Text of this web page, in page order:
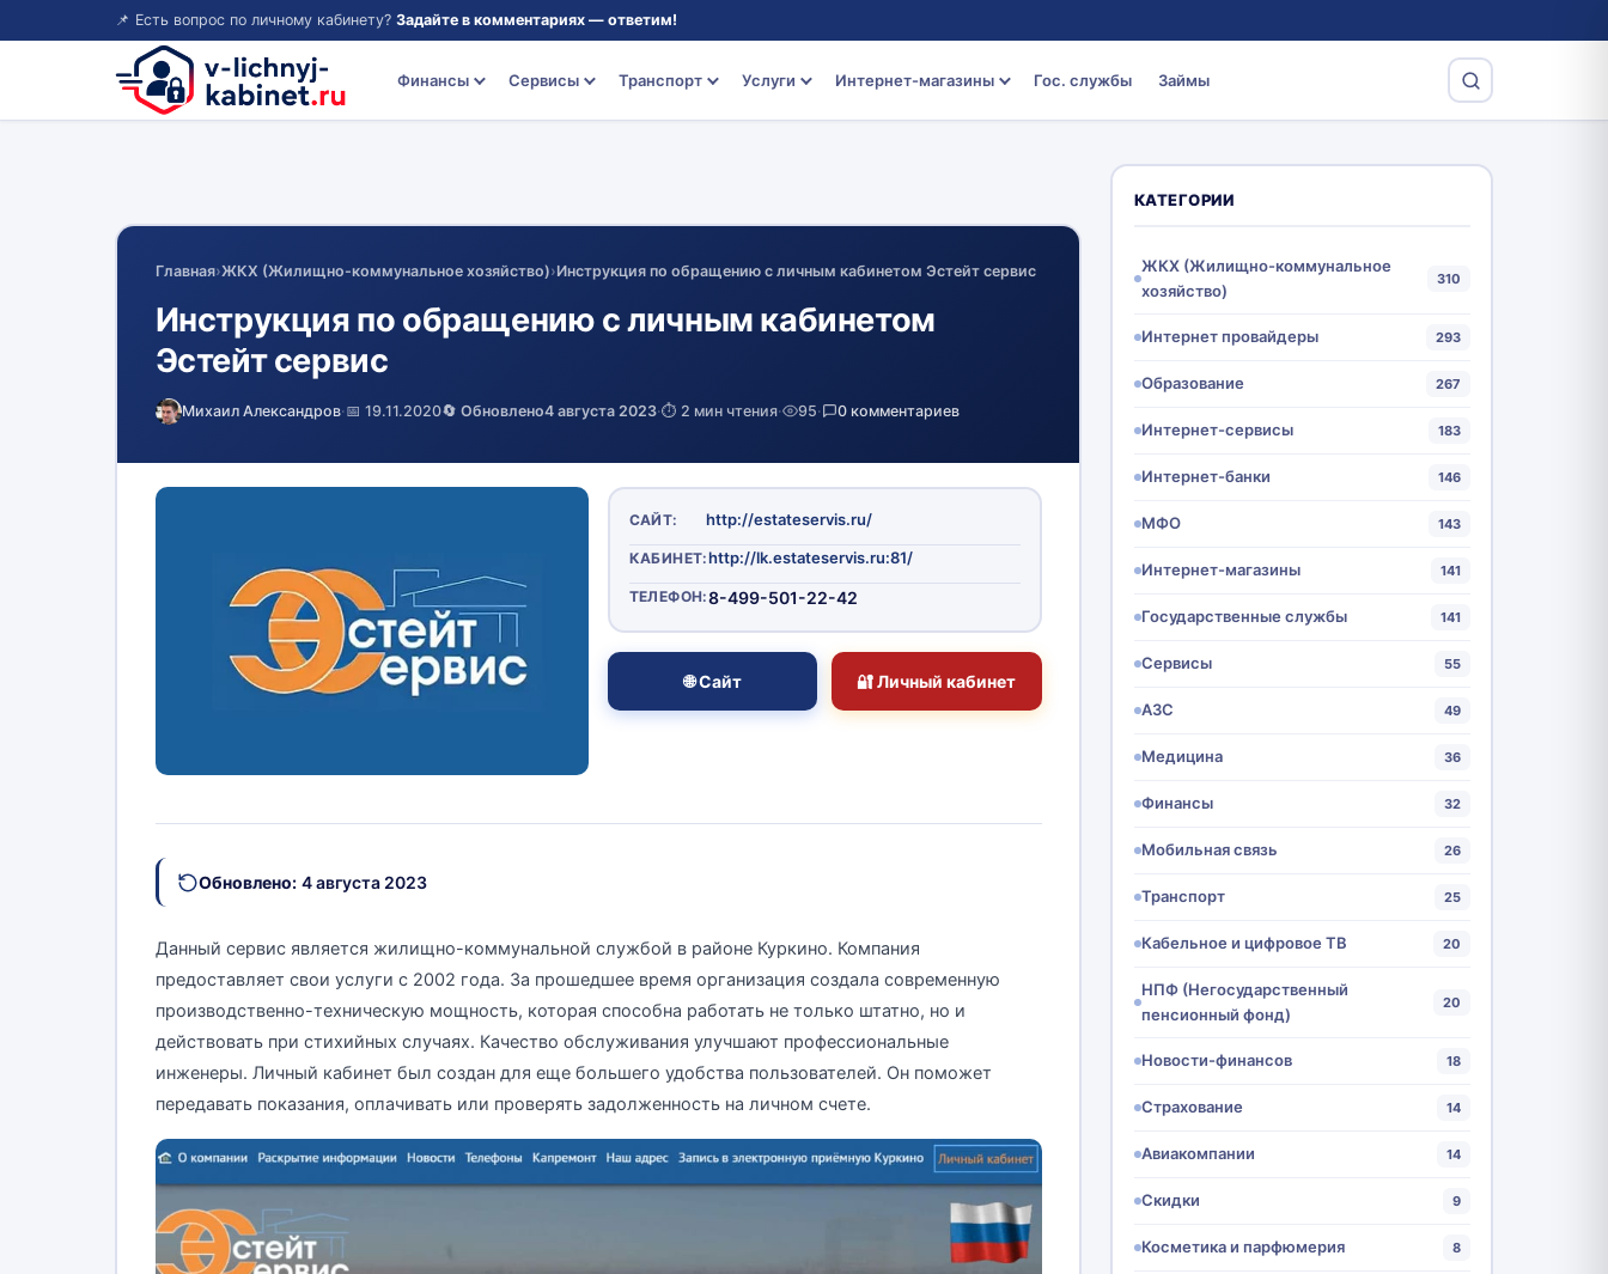
📌 Есть вопрос по личному кабинету? Задайте в комментариях — ответим!
Финансы Сервисы Транспорт Услуги Интернет-магазины Гос. службы Займы
Главная›ЖКХ (Жилищно-коммунальное хозяйство)›Инструкция по обращению с личным кабинетом Эстейт сервис
Инструкция по обращению с личным кабинетом
Эстейт сервис
Михаил Александров·📅 19.11.2020🔄 Обновлено4 августа 2023·⏱️ 2 мин чтения· 95· 0 комментариев
САЙТ: http://estateservis.ru/
КАБИНЕТ:http://lk.estateservis.ru:81/
ТЕЛЕФОН:8-499-501-22-42
🌐 Сайт 🔐 Личный кабинет
Обновлено: 4 августа 2023
Данный сервис является жилищно-коммунальной службой в районе Куркино. Компания
предоставляет свои услуги с 2002 года. За прошедшее время организация создала современную
производственно-техническую мощность, которая способна работать не только штатно, но и
действовать при стихийных случаях. Качество обслуживания улучшают профессиональные
инженеры. Личный кабинет был создан для еще большего удобства пользователей. Он поможет
передавать показания, оплачивать или проверять задолженность на личном счете.
КАТЕГОРИИ
ЖКХ (Жилищно-коммунальное
хозяйство)
310
Интернет провайдеры 293
Образование 267
Интернет-сервисы 183
Интернет-банки 146
МФО 143
Интернет-магазины 141
Государственные службы 141
Сервисы 55
АЗС 49
Медицина 36
Финансы 32
Мобильная связь 26
Транспорт 25
Кабельное и цифровое ТВ 20
НПФ (Негосударственный
пенсионный фонд)
20
Новости-финансов 18
Страхование 14
Авиакомпании 14
Скидки 9
Косметика и парфюмерия 8